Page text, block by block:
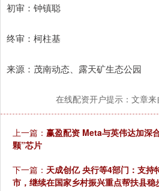
初审：钟镇聪
终审：柯柱基
来源：茂南动态、露天矿生态公园
在线配资开户提示：文章来
上一篇： 赢盈配资 Meta与英伟达加深
颗”芯片
下一篇： 天成创亿 央行等4部门：支持
市，继续在国家乡村振兴重点帮扶县稳